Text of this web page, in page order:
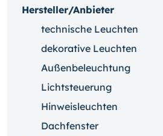
Hersteller/Anbieter
technische Leuchten
dekorative Leuchten
Außenbeleuchtung
Lichtsteuerung
Hinweisleuchten
Dachfenster